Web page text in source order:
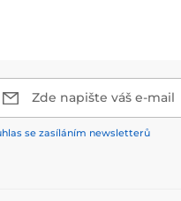
Zde napište váš e-mail
se zasíláním newsletterů